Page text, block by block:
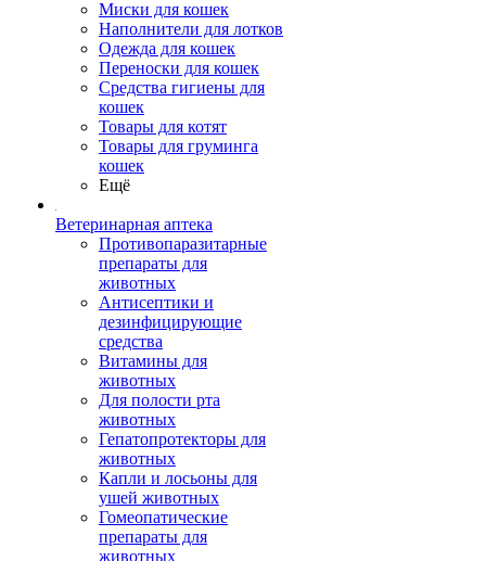
Миски для кошек
Наполнители для лотков
Одежда для кошек
Переноски для кошек
Средства гигиены для
кошек
Товары для котят
Товары для груминга
кошек
Ещё
Ветеринарная аптека
Противопаразитарные
препараты для
животных
Антисептики и
дезинфицирующие
средства
Витамины для
животных
Для полости рта
животных
Гепатопротекторы для
животных
Капли и лосьоны для
ушей животных
Гомеопатические
препараты для
животных